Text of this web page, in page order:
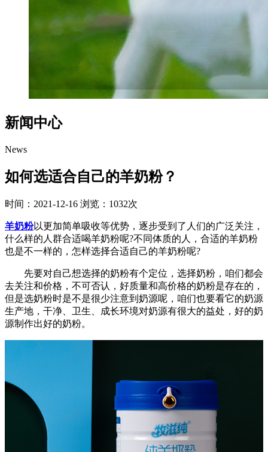
新闻中心
News
如何选适合自己的羊奶粉？
时间：2021-12-16 浏览：1032次
羊奶粉以更加简单吸收等优势，逐步受到了人们的广泛关注，
什么样的人群合适喝羊奶粉呢?不同体质的人，合适的羊奶粉
也是不一样的，怎样选择合适自己的羊奶粉呢?
先要对自己想选择的奶粉有个定位，选择奶粉，咱们都会
去关注和价格，不可否认，好质量和高价格的奶粉是存在的，
但是选奶粉时是不是很少注意到奶源呢，咱们也要看它的奶源
生产地，干净、卫生、成长环境对奶源有很大的益处，好的奶
源制作出好的奶粉。